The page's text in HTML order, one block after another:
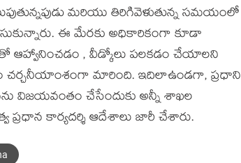
మ‌రియు తిరిగివెళుతున్న స‌మ‌యంలో
ఈ మేర‌కు అధికారికంగా కూడా
, వీడ్కోలు ప‌ల‌క‌డం చేయాల‌ని
చ‌ర్చ‌నీయాంశంగా మారింది. ఇదిలాఉండ‌గా, ప్రధాని
విజయవంతం చేసేందుకు అన్నీ శాఖల
కార్యదర్శి ఆదేశాలు జారీ చేశారు.